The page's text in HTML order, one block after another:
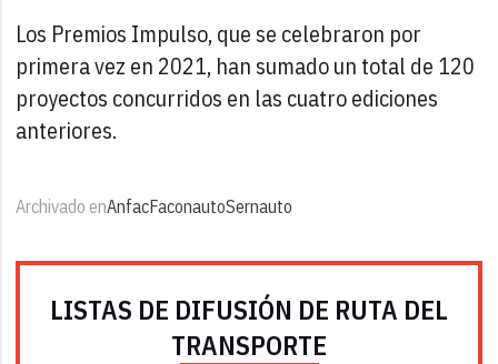
Los Premios Impulso, que se celebraron por
primera vez en 2021, han sumado un total de 120
proyectos concurridos en las cuatro ediciones
anteriores.
Archivado enAnfacFaconautoSernauto
LISTAS DE DIFUSIÓN DE RUTA DEL
TRANSPORTE